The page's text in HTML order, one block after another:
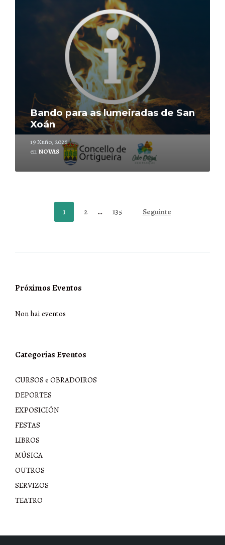
Bando para as lumeiradas de San
Xoán
19 Xuño, 2026
en NOVAS
Paxinación
1 2 … 135 Seguinte
Próximos Eventos
Non hai eventos
Categorias Eventos
CURSOS e OBRADOIROS
DEPORTES
EXPOSICIÓN
FESTAS
LIBROS
MÚSICA
OUTROS
SERVIZOS
TEATRO